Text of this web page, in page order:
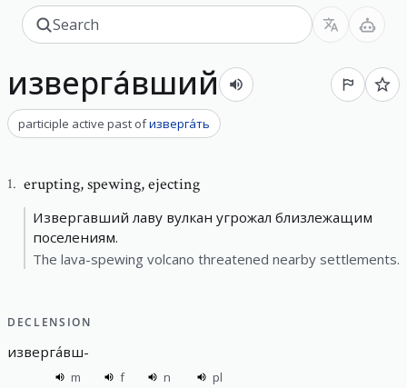
изверга́вший
participle active past ofизверга́ть
1. erupting,spewing, ejecting
Извергавший лаву вулкан угрожал близлежащим
поселениям.
The lava-spewing volcano threatened nearby settlements.
DECLENSION
изверга́вш-
m f n
pl